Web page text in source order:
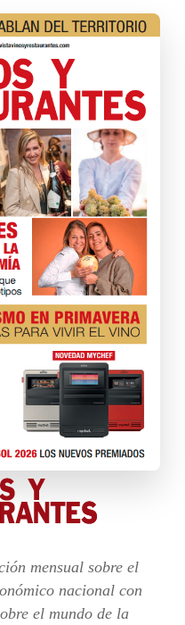
mensual sobre el
nacional con
el mundo de la